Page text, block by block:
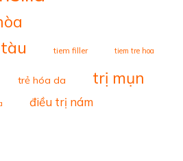
tiem filler tiem tre hoa
trẻ hóa da trị mụn
điều trị nám